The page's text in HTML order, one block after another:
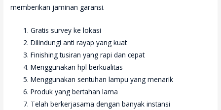
memberikan jaminan garansi.
Gratis survey ke lokasi
Dilindungi anti rayap yang kuat
Finishing tusiran yang rapi dan cepat
Menggunakan hpl berkualitas
Menggunakan sentuhan lampu yang menarik
Produk yang bertahan lama
Telah berkerjasama dengan banyak instansi